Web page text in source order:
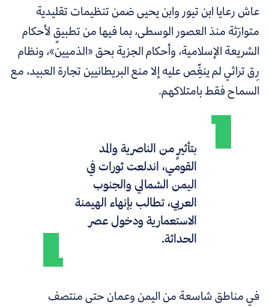
عاش رعايا ابن تيور وابن يحيى ضمن تنظيمات تقليدية
متوارَثة منذ العصور الوسطى، بما فيها من تطبيقٍ لأحكام
الشريعة الإسلامية، وأحكام الجزية بحق «الذميين»، ونظام
رِق تراثي لم ينغِّص عليه إلا منع البريطانيين تجارة العبيد، مع
السماح فقط بامتلاكهم.
بتأثيرٍ من الناصرية والمد
القومي، اندلعت ثورات في
اليمن الشمالي والجنوب
العربي، تطالب بإنهاء الهيمنة
الاستعمارية ودخول عصر
الحداثة.
في مناطق شاسعة من اليمن وعمان حتى منتصف